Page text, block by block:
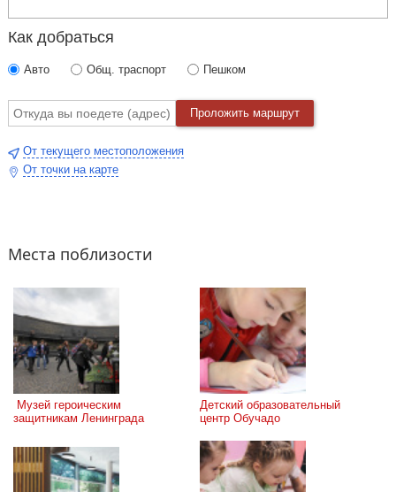
Как добраться
Авто Общ. траспорт Пешком
Проложить маршрут
От текущего местоположения
От точки на карте
Места поблизости
защитникам Ленинграда
Детский образовательный
центр Обучадо